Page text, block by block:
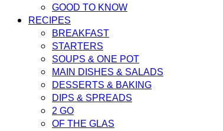
GOOD TO KNOW
RECIPES
BREAKFAST
STARTERS
SOUPS & ONE POT
MAIN DISHES & SALADS
DESSERTS & BAKING
DIPS & SPREADS
2 GO
OF THE GLAS